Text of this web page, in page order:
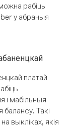
рабіць
у абраныя
платай
і мабільныя
балансу. Такі
выкліках, якія